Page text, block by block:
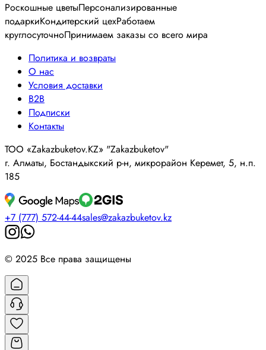
Роскошные цветыПерсонализированные
подаркиКондитерский цехРаботаем
круглосуточноПринимаем заказы со всего мира
Политика и возвраты
О нас
Условия доставки
B2B
Подписки
Контакты
ТОО «Zakazbuketov.KZ» "Zakazbuketov"
г. Алматы, Бостандыкский р-н, микрорайон Керемет, 5, н.п.
185
+7 (777) 572-44-44sales@zakazbuketov.kz
© 2025 Все права защищены